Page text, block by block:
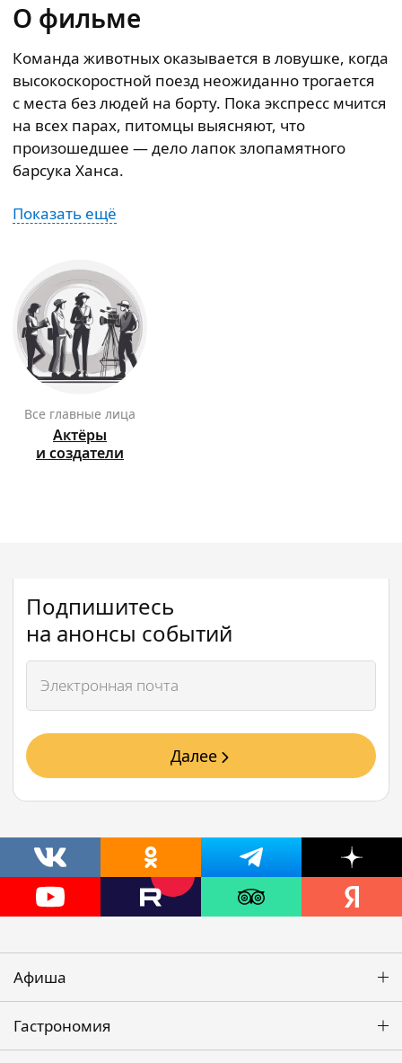
О фильме
Команда животных оказывается в ловушке, когда
высокоскоростной поезд неожиданно трогается
с места без людей на борту. Пока экспресс мчится
на всех парах, питомцы выясняют, что
произошедшее — дело лапок злопамятного
барсука Ханса.
Показать ещё
Все главные лица
Актёры
и создатели
Подпишитесь
на анонсы событий
Далее
Афиша
Гастрономия